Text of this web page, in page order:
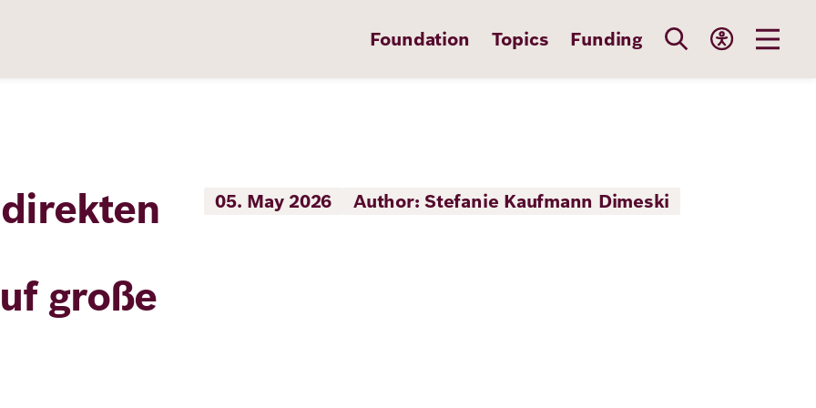
Foundation Topics Funding
große
05. May 2026 Author: Stefanie Kaufmann Dimeski